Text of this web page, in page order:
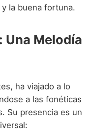
la buena fortuna.
Una Melodía
ha viajado a lo
a las fonéticas
Su presencia es un